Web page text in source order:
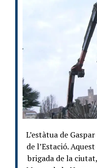
L’estàtua de
de l’Estació.
brigada de la